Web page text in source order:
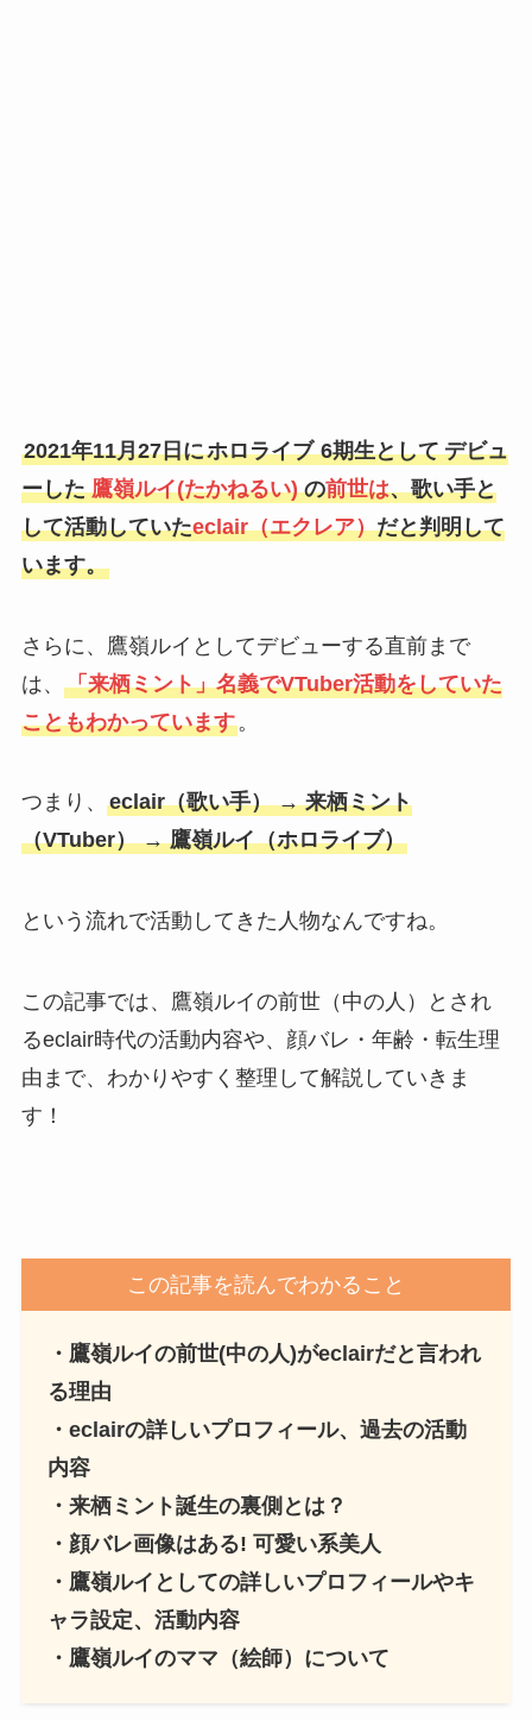
2021年11月27日にホロライブ 6期生として デビュ
ーした鷹嶺ルイ(たかねるい)の前世は、歌い手と
して活動していたeclair（エクレア）だと判明して
います。
さらに、鷹嶺ルイとしてデビューする直前まで
は、 「来栖ミント」名義でVTuber活動をしていた
こともわかっています。
つまり、 eclair（歌い手） → 来栖ミント
（VTuber） → 鷹嶺ルイ（ホロライブ）
という流れで活動してきた人物なんですね。
この記事では、鷹嶺ルイの前世（中の人）とされ
るeclair時代の活動内容や、顔バレ・年齢・転生理
由まで、わかりやすく整理して解説していきま
す！
この記事を読んでわかること
・鷹嶺ルイの前世(中の人)がeclairだと言われ
る理由
・eclairの詳しいプロフィール、過去の活動
内容
・来栖ミント誕生の裏側とは？
・顔バレ画像はある! 可愛い系美人
・ 鷹嶺ルイ としての詳しいプロフィールやキ
ャラ設定、活動内容
・ 鷹嶺ルイのママ（絵師）について